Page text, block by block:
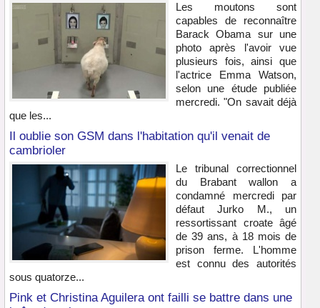
Les moutons sont
capables de reconnaître
Barack Obama sur une
photo après l'avoir vue
plusieurs fois, ainsi que
l'actrice Emma Watson,
selon une étude publiée
mercredi. "On savait déjà
que les...
Il oublie son GSM dans l'habitation qu'il venait de
cambrioler
Le tribunal correctionnel
du Brabant wallon a
condamné mercredi par
défaut Jurko M., un
ressortissant croate âgé
de 39 ans, à 18 mois de
prison ferme. L'homme
est connu des autorités
sous quatorze...
Pink et Christina Aguilera ont failli se battre dans une